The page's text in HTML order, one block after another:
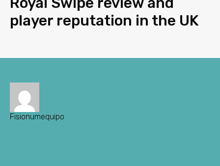
player reputation in the UK
Fisionumequipo